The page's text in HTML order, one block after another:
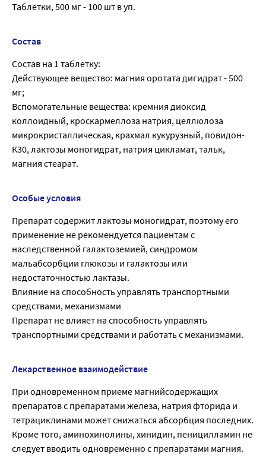
Таблетки, 500 мг - 100 шт в уп.
Состав
Состав на 1 таблетку:
Действующее вещество: магния оротата дигидрат - 500
мг;
Вспомогательные вещества: кремния диоксид
коллоидный, кроскармеллоза натрия, целлюлоза
микрокристаллическая, крахмал кукурузный, повидон-
К30, лактозы моногидрат, натрия цикламат, тальк,
магния стеарат.
Особые условия
Препарат содержит лактозы моногидрат, поэтому его
применение не рекомендуется пациентам с
наследственной галактоземией, синдромом
мальабсорбции глюкозы и галактозы или
недостаточностью лактазы.
Влияние на способность управлять транспортными
средствами, механизмами
Препарат не влияет на способность управлять
транспортными средствами и работать с механизмами.
Лекарственное взаимодействие
При одновременном приеме магнийсодержащих
препаратов с препаратами железа, натрия фторида и
тетрациклинами может снижаться абсорбция последних.
Кроме того, аминохинолины, хинидин, пеницилламин не
следует вводить одновременно с препаратами магния.